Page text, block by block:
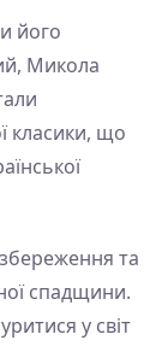
його
Микола
класики, що
та
спадщини.
у світ